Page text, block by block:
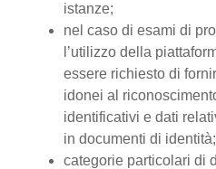
istanze;
nel caso di esami di
l’utilizzo della
essere richiesto di
idonei al
identificativi e dati
in documenti di identità;
categorie particolari di